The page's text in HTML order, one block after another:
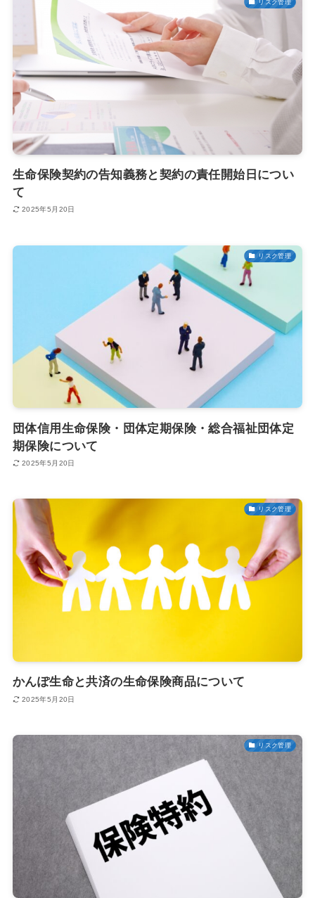
リスク管理
生命保険契約の告知義務と契約の責任開始日につい
て
2025年5月20日
リスク管理
団体信用生命保険・団体定期保険・総合福祉団体定
期保険について
2025年5月20日
リスク管理
かんぽ生命と共済の生命保険商品について
2025年5月20日
リスク管理